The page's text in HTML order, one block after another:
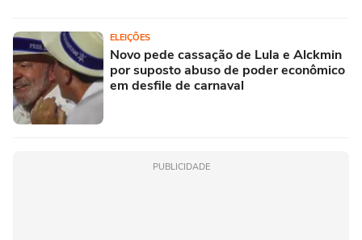
ELEIÇÕES
Novo pede cassação de Lula e Alckmin
por suposto abuso de poder econômico
em desfile de carnaval
PUBLICIDADE